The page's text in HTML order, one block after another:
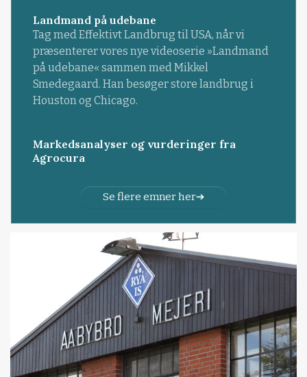
Landmand på udebane
Tag med Effektivt Landbrug til USA, når vi
præsenterer vores nye videoserie »Landmand
på udebane« sammen med Mikkel
Smedegaard. Han besøger store landbrug i
Houston og Chicago.
Markedsanalyser og vurderinger fra
Agrocura
Se flere emner her